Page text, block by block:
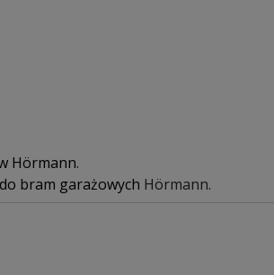
Hörmann.
bram garażowych Hörmann.